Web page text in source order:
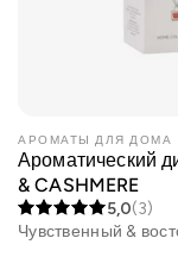
АРОМАТЫ ДЛЯ ДОМА
Ароматический
& CASHMERE
5,0(3)
Чувственный &